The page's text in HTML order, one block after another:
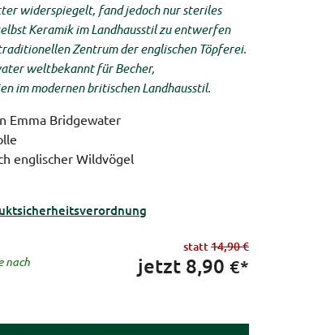
widerspiegelt, fand jedoch nur steriles
Keramik im Landhausstil zu entwerfen
Zentrum der englischen Töpferei.
weltbekannt für Becher,
im modernen britischen Landhausstil.
Emma Bridgewater
englischer Wildvögel
nach
statt14,90 €
jetzt 8,90 €*